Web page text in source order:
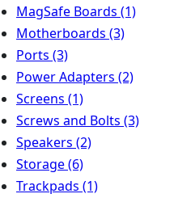
MagSafe Boards (1)
Motherboards (3)
Ports (3)
Power Adapters (2)
Screens (1)
Screws and Bolts (3)
Speakers (2)
Storage(6)
Trackpads (1)